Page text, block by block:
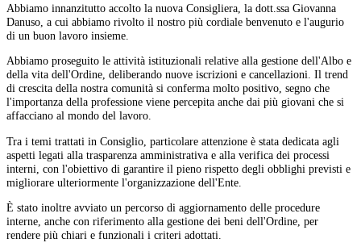
Abbiamo innanzitutto accolto la nuova Consigliera, la dott.ssa Giovanna
Danuso, a cui abbiamo rivolto il nostro più cordiale benvenuto e l'augurio
di un buon lavoro insieme.
Abbiamo proseguito le attività istituzionali relative alla gestione dell'Albo e
della vita dell'Ordine, deliberando nuove iscrizioni e cancellazioni. Il trend
di crescita della nostra comunità si conferma molto positivo, segno che
l'importanza della professione viene percepita anche dai più giovani che si
affacciano al mondo del lavoro.
Tra i temi trattati in Consiglio, particolare attenzione è stata dedicata agli
aspetti legati alla trasparenza amministrativa e alla verifica dei processi
interni, con l'obiettivo di garantire il pieno rispetto degli obblighi previsti e
migliorare ulteriormente l'organizzazione dell'Ente.
È stato inoltre avviato un percorso di aggiornamento delle procedure
interne, anche con riferimento alla gestione dei beni dell'Ordine, per
rendere più chiari e funzionali i criteri adottati.